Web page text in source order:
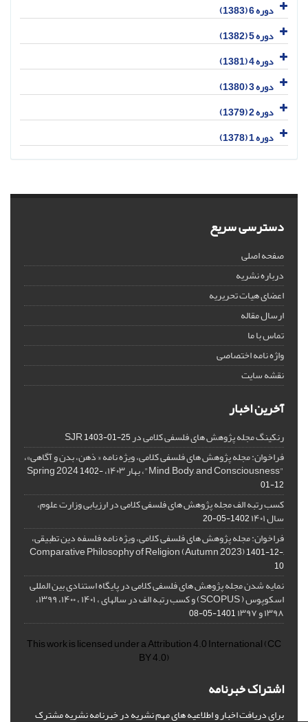
دوره 6 (1383)
دوره 5 (1382)
دوره 4 (1381)
دوره 3 (1380)
دوره 2 (1379)
دوره 1 (1378)
دسترسی سریع
صفحه اصلی
درباره نشریه
اعضای هیات تحریریه
ارسال مقاله
تماس با ما
واژه نامه اختصاصی
نقشه سایت
آخرین اخبار
رنکینگ مجله پژوهش های فلسفی کلامی در SJR1403-01-25
فراخوان: مجله پژوهش های فلسفی کلامی، ویژه نامه « ذهن، بدن و آگاهی»،
"Mind, Body, and Consciousness"، بهار ۱۴۰۳، Spring 2024
1402-
01-12
کسب رتبه الف مجله پژوهش های فلسفی کلامی در ارزیابی وزارت علوم،
سال ۱۴۰۱ 1402-05-20
فراخوان: مجله پژوهش های فلسفی کلامی، ویژه نامه فلسفه دین تطبیقی،
,Comparative Philosophy of Religion (Autumn 2023)
1401-12-
10
نمایه شدن مجله پژوهش های فلسفی کلامی در پایگاه استنادی بین المللی
اسکوپوس ( SCOPUS) و کسب رتبه الف در سالهای ، ۱۴۰۱ ، ۱۴۰۰، ۱۳۹۹،
۱۳۹۸ و ۱۳۹۷ 1401-05-08
This work is licensed under aAttribution 4.0 International(CC
BY 4.0)
اشتراک خبرنامه
برای دریافت اخبار و اطلاعیه های مهم نشریه در خبرنامه نشریه مشترک